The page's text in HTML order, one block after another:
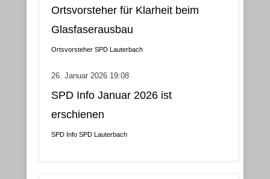
Ortsvorsteher für Klarheit beim
Glasfaserausbau
Ortsvorsteher SPD Lauterbach
26. Januar 2026 19:08
SPD Info Januar 2026 ist
erschienen
SPD Info SPD Lauterbach